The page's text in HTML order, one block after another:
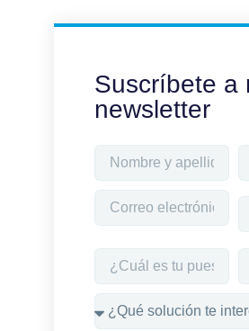
Suscríbete a
newsletter